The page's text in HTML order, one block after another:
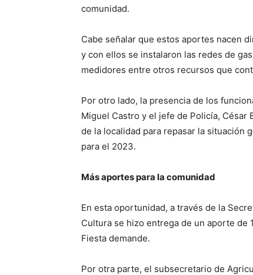
comunidad.
Cabe señalar que estos aportes nacen
y con ellos se instalaron las redes de
medidores entre otros recursos que
Por otro lado, la presencia de los
Miguel Castro y el jefe de Policía,
de la localidad para repasar la situación
para el 2023.
Más aportes para la comunidad
En esta oportunidad, a través de la
Cultura se hizo entrega de un aporte de
Fiesta demande.
Por otra parte, el subsecretario de